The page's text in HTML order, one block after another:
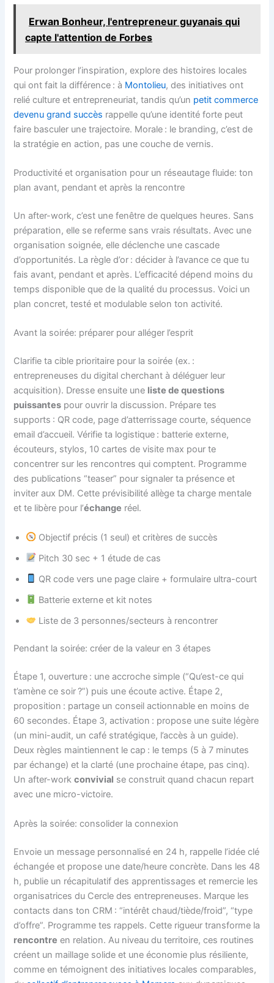
Erwan Bonheur, l'entrepreneur guyanais qui
capte l'attention de Forbes
Pour prolonger l’inspiration, explore des histoires locales
qui ont fait la différence : à Montolieu, des initiatives ont
relié culture et entrepreneuriat, tandis qu’un petit commerce
devenu grand succès rappelle qu’une identité forte peut
faire basculer une trajectoire. Morale : le branding, c’est de
la stratégie en action, pas une couche de vernis.
Productivité et organisation pour un réseautage fluide: ton
plan avant, pendant et après la rencontre
Un after-work, c’est une fenêtre de quelques heures. Sans
préparation, elle se referme sans vrais résultats. Avec une
organisation soignée, elle déclenche une cascade
d’opportunités. La règle d’or : décider à l’avance ce que tu
fais avant, pendant et après. L’efficacité dépend moins du
temps disponible que de la qualité du processus. Voici un
plan concret, testé et modulable selon ton activité.
Avant la soirée: préparer pour alléger l’esprit
Clarifie ta cible prioritaire pour la soirée (ex. :
entrepreneuses du digital cherchant à déléguer leur
acquisition). Dresse ensuite une liste de questions
puissantes pour ouvrir la discussion. Prépare tes
supports : QR code, page d’atterrissage courte, séquence
email d’accueil. Vérifie ta logistique : batterie externe,
écouteurs, stylos, 10 cartes de visite max pour te
concentrer sur les rencontres qui comptent. Programme
des publications “teaser” pour signaler ta présence et
inviter aux DM. Cette prévisibilité allège ta charge mentale
et te libère pour l’échange réel.
Objectif précis (1 seul) et critères de succès
Pitch 30 sec + 1 étude de cas
QR code vers une page claire + formulaire ultra-court
Batterie externe et kit notes
Liste de 3 personnes/secteurs à rencontrer
Pendant la soirée: créer de la valeur en 3 étapes
Étape 1, ouverture : une accroche simple (“Qu’est-ce qui
t’amène ce soir ?”) puis une écoute active. Étape 2,
proposition : partage un conseil actionnable en moins de
60 secondes. Étape 3, activation : propose une suite légère
(un mini-audit, un café stratégique, l’accès à un guide).
Deux règles maintiennent le cap : le temps (5 à 7 minutes
par échange) et la clarté (une prochaine étape, pas cinq).
Un after-workconvivial se construit quand chacun repart
avec une micro-victoire.
Après la soirée: consolider la connexion
Envoie un message personnalisé en 24 h, rappelle l’idée clé
échangée et propose une date/heure concrète. Dans les 48
h, publie un récapitulatif des apprentissages et remercie les
organisatrices du Cercle des entrepreneuses. Marque les
contacts dans ton CRM : “intérêt chaud/tiède/froid”, “type
d’offre”. Programme tes rappels. Cette rigueur transforme la
rencontre en relation. Au niveau du territoire, ces routines
créent un maillage solide et une économie plus résiliente,
comme en témoignent des initiatives locales comparables,